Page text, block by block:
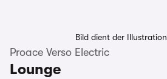
Bild dient der Illustration
Proace Verso Electric
Lounge